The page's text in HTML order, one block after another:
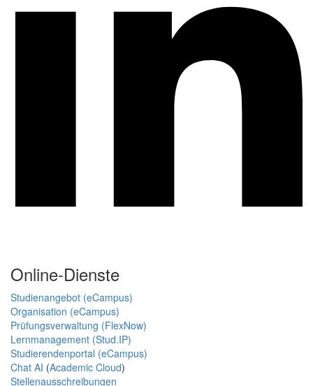
Online-Dienste
Studienangebot (eCampus)
Organisation (eCampus)
Prüfungsverwaltung (FlexNow)
Lernmanagement (Stud.IP)
Studierendenportal (eCampus)
Chat AI (Academic Cloud)
Stellenausschreibungen